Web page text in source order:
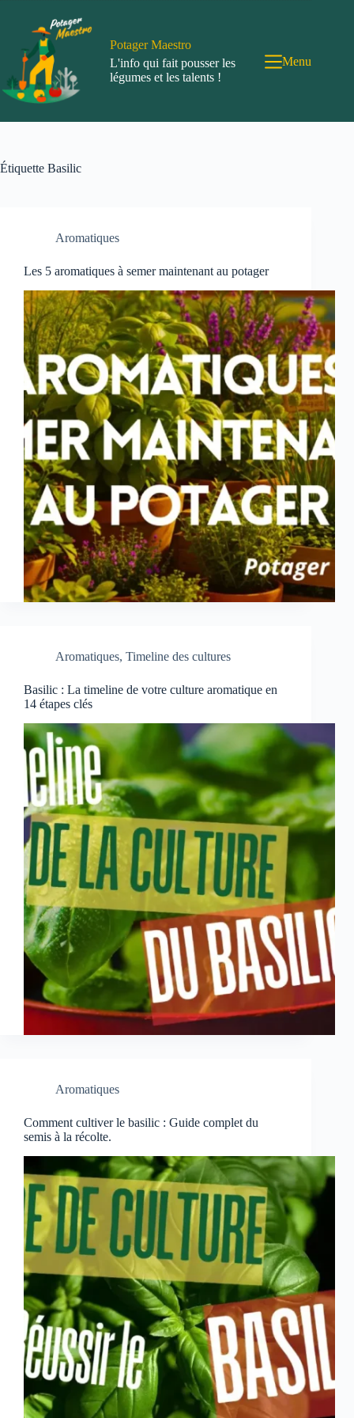
contenu
Potager Maestro
L'info qui fait pousser les
légumes et les talents !
Menu
Étiquette Basilic
Aromatiques
Les 5 aromatiques à semer maintenant au potager
Aromatiques, Timeline des cultures
Basilic : La timeline de votre culture aromatique en
14 étapes clés
Aromatiques
Comment cultiver le basilic : Guide complet du
semis à la récolte.